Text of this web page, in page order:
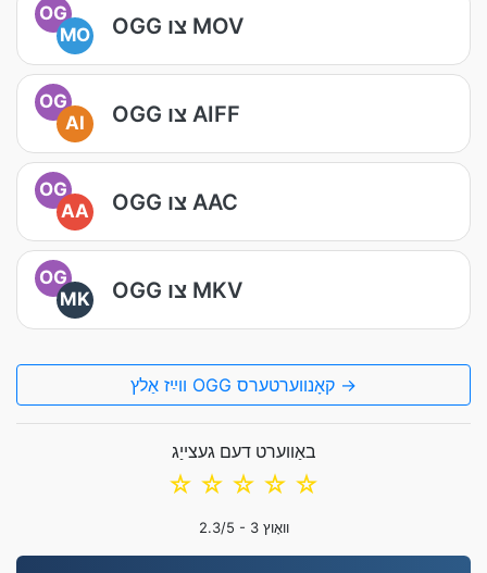
OG
MO
OGG צו MOV
OG
AI
OGG צו AIFF
OG
AA
OGG צו AAC
OG
MK
OGG צו MKV
װײַז אַלץ OGG קאָנווערטערס →
באַווערט דעם געצייַג
☆
☆
☆
☆
☆
2.3/5 - 3 וואָוץ